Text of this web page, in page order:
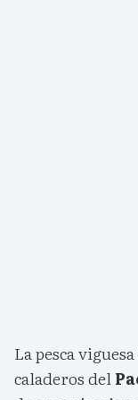
La pesca
caladeros del